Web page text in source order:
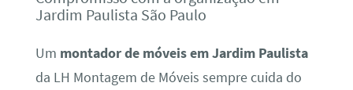
Jardim Paulista São Paulo
Um montador de móveis em Jardim Paulista
da LH Montagem de Móveis sempre cuida do